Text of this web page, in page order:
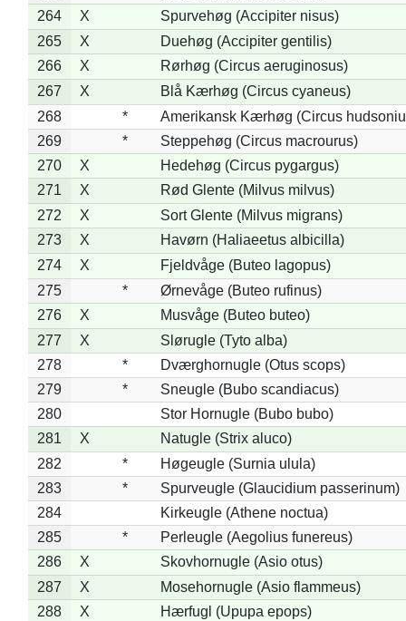
264
X
Spurvehøg (Accipiter nisus)
265
X
Duehøg (Accipiter gentilis)
266
X
Rørhøg (Circus aeruginosus)
267
X
Blå Kærhøg (Circus cyaneus)
268
*
Amerikansk Kærhøg (Circus
269
*
Steppehøg (Circus macrourus)
270
X
Hedehøg (Circus pygargus)
271
X
Rød Glente (Milvus milvus)
272
X
Sort Glente (Milvus migrans)
273
X
Havørn (Haliaeetus albicilla)
274
X
Fjeldvåge (Buteo lagopus)
275
*
Ørnevåge (Buteo rufinus)
276
X
Musvåge (Buteo buteo)
277
X
Slørugle (Tyto alba)
278
*
Dværghornugle (Otus scops)
279
*
Sneugle (Bubo scandiacus)
280
Stor Hornugle (Bubo bubo)
281
X
Natugle (Strix aluco)
282
*
Høgeugle (Surnia ulula)
283
*
Spurveugle (Glaucidium passerinum)
284
Kirkeugle (Athene noctua)
285
*
Perleugle (Aegolius funereus)
286
X
Skovhornugle (Asio otus)
287
X
Mosehornugle (Asio flammeus)
288
X Hærfugl (Upupa epops)